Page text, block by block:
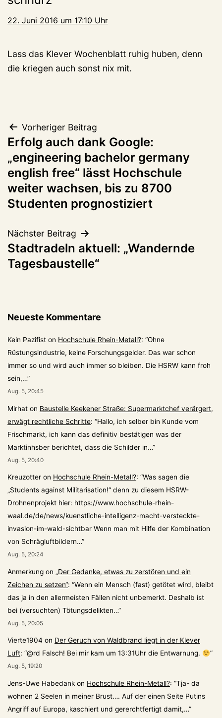
22. Juni 2016 um 17:10 Uhr
Lass das Klever Wochenblatt ruhig huben, denn
die kriegen auch sonst nix mit.
Beitragsnavigation
Vorheriger Beitrag
Erfolg auch dank Google:
„engineering bachelor germany
english free“ lässt Hochschule
weiter wachsen, bis zu 8700
Studenten prognostiziert
Nächster Beitrag
Stadtradeln aktuell: „Wandernde
Tagesbaustelle“
Neueste Kommentare
Kein Pazifist on Hochschule Rhein-Metall?: “Ohne
Rüstungsindustrie, keine Forschungsgelder. Das war schon
immer so und wird auch immer so bleiben. Die HSRW kann froh
sein,…”
Aug. 5, 20:45
Mirhat on Baustelle Keekener Straße: Supermarktchef verärgert,
erwägt rechtliche Schritte: “Hallo, ich selber bin Kunde vom
Frischmarkt, ich kann das definitiv bestätigen was der
Marktinhsber berichtet, dass die Schilder in…”
Aug. 5, 20:40
Kreuzotter on Hochschule Rhein-Metall?: “Was sagen die
„Students against Militarisation!“ denn zu diesem HSRW-
Drohnenprojekt hier: https://www.hochschule-rhein-
waal.de/de/news/kuenstliche-intelligenz-macht-versteckte-
invasion-im-wald-sichtbar Wenn man mit Hilfe der Kombination
von Schrägluftbildern…”
Aug. 5, 20:24
Anmerkung on „Der Gedanke, etwas zu zerstören und ein
Zeichen zu setzen“: “Wenn ein Mensch (fast) getötet wird, bleibt
das ja in den allermeisten Fällen nicht unbemerkt. Deshalb ist
bei (versuchten) Tötungsdelikten…”
Aug. 5, 20:05
Vierte1904 on Der Geruch von Waldbrand liegt in der Klever
Luft: “@rd Falsch! Bei mir kam um 13:31Uhr die Entwarnung. ”
Aug. 5, 19:20
Jens-Uwe Habedank on Hochschule Rhein-Metall?: “Tja- da
wohnen 2 Seelen in meiner Brust…. Auf der einen Seite Putins
Angriff auf Europa, kaschiert und gererchtfertigt damit,…”